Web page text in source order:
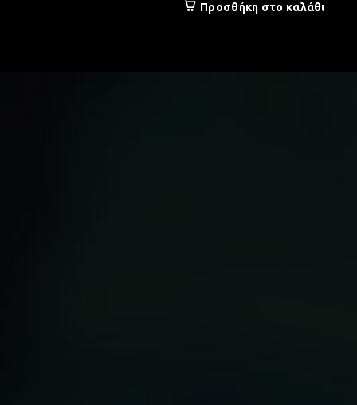
Προσθήκη στο καλάθι